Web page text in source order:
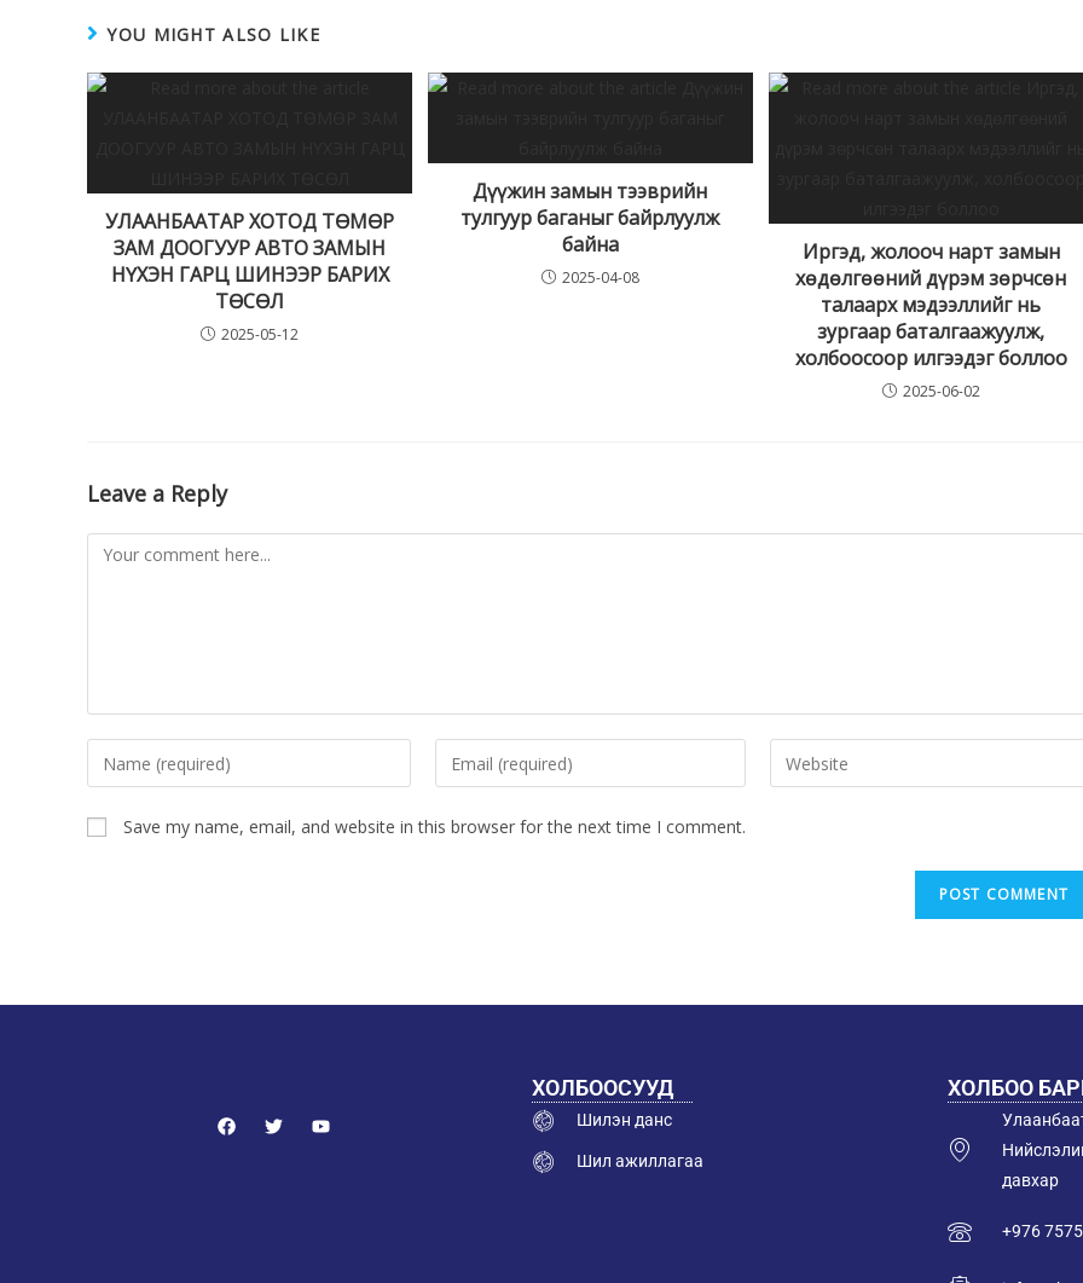
YOU MIGHT ALSO LIKE
УЛААНБААТАР ХОТОД ТӨМӨР
ЗАМ ДООГУУР АВТО ЗАМЫН
НҮХЭН ГАРЦ ШИНЭЭР БАРИХ
ТӨСӨЛ
2025-05-12
Дүүжин замын тээврийн
тулгуур баганыг байрлуулж
байна
2025-04-08
Иргэд, жолооч нарт замын
хөдөлгөөний дүрэм зөрчсөн
талаарх мэдээллийг нь
зургаар баталгаажуулж,
холбоосоор илгээдэг боллоо
2025-06-02
Leave a Reply
Save my name, email, and website in this browser for the next time I comment.
ХОЛБООСУУД
Шилэн данс
Шил ажиллагаа
ХОЛБОО
давхар
+976